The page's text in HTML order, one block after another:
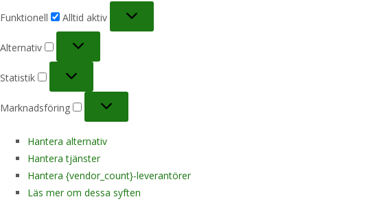
Funktionell
Alltid aktiv
Alternativ
Statistik
Marknadsföring
Hantera alternativ
Hantera tjänster
Hantera {vendor_count}-leverantörer
Läs mer om dessa syften